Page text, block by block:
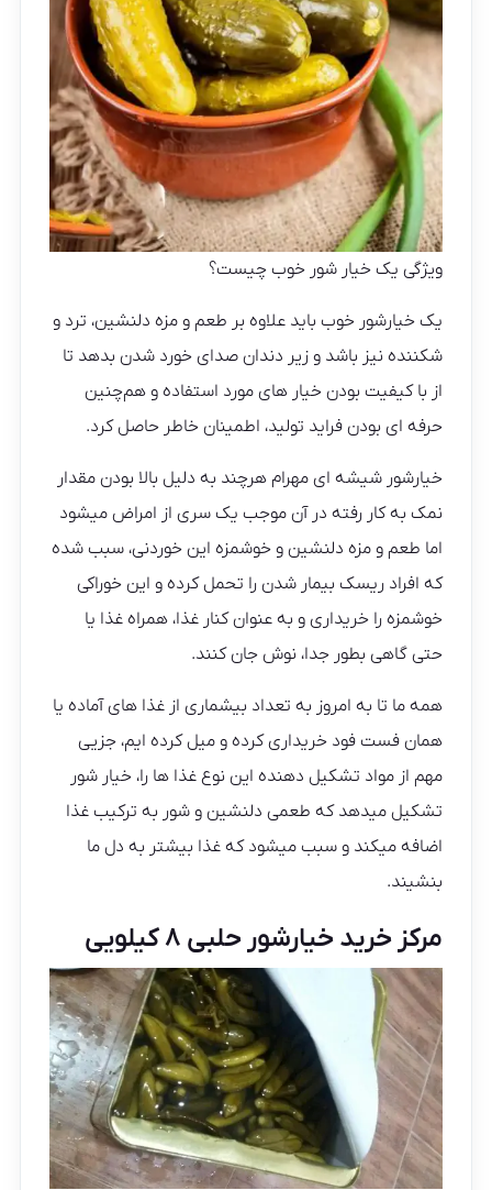
ویژگی یک خیار شور خوب چیست؟
یک خیارشور خوب باید علاوه بر طعم و مزه دلنشین، ترد و
شکننده نیز باشد و زیر دندان صدای خورد شدن بدهد تا
از با کیفیت بودن خیار های مورد استفاده و هم‌چنین
حرفه ای بودن فراید تولید، اطمینان خاطر حاصل کرد.
خیارشور شیشه ای مهرام هرچند به دلیل بالا بودن مقدار
نمک به کار رفته در آن موجب یک سری از امراض میشود
اما طعم و مزه دلنشین و خوشمزه این خوردنی، سبب شده
که افراد ریسک بیمار شدن را تحمل کرده و این خوراکی
خوشمزه را خریداری و به عنوان کنار غذا، همراه غذا یا
حتی گاهی بطور جدا، نوش جان کنند.
همه ما تا به امروز به تعداد بیشماری از غذا های آماده یا
همان فست فود خریداری کرده و میل کرده ایم، جزیی
مهم از مواد تشکیل دهنده این نوع غذا ها را، خیار شور
تشکیل میدهد که طعمی دلنشین و شور به ترکیب غذا
اضافه میکند و سبب میشود که غذا بیشتر به دل ما
بنشیند.
مرکز خرید خیارشور حلبی ۸ کیلویی